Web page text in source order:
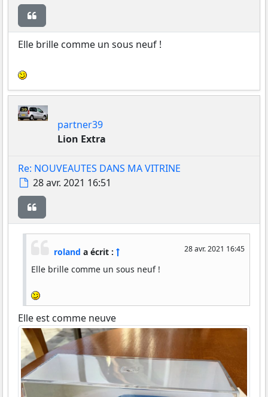
Elle brille comme un sous neuf !
partner39
Lion Extra
Re: NOUVEAUTES DANS MA VITRINE
Message
28 avr. 2021 16:51
28 avr. 2021 16:45
roland a écrit :
Elle brille comme un sous neuf !
Elle est comme neuve